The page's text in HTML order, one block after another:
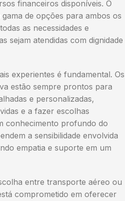
financeiros disponíveis. O
de opções para ambos os
as necessidades e
sejam atendidas com dignidade
experientes é fundamental. Os
estão sempre prontos para
e personalizadas,
e a fazer escolhas
conhecimento profundo do
a sensibilidade envolvida
empatia e suporte em um
entre transporte aéreo ou
comprometido em oferecer